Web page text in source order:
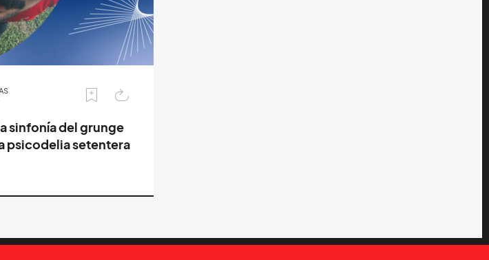
sinfonía del grunge
psicodelia setentera